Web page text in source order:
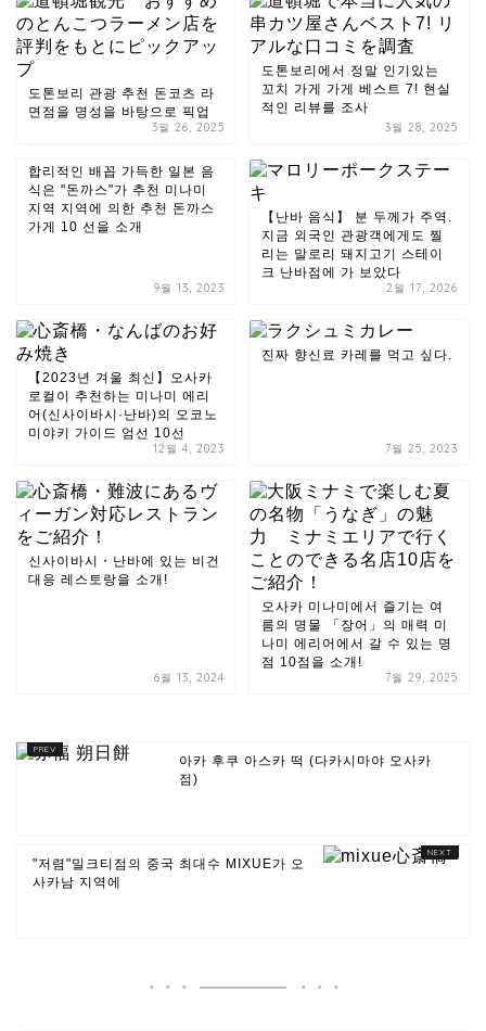
도톤보리 관광 추천 돈코츠 라
면점을 명성을 바탕으로 픽업
3월 26, 2025
도톤보리에서 정말 인기있는
꼬치 가게 가게 베스트 7! 현실
적인 리뷰를 조사
3월 28, 2025
합리적인 배꼽 가득한 일본 음
식은 "돈까스"가 추천 미나미
지역 지역에 의한 추천 돈까스
가게 10 선을 소개
9월 13, 2023
【난바 음식】 분 두께가 주역.
지금 외국인 관광객에게도 찔
리는 말로리 돼지고기 스테이
크 난바점에 가 보았다
2월 17, 2026
【2023년 겨울 최신】오사카
로컬이 추천하는 미나미 에리
어(신사이바시·난바)의 오코노
미야키 가이드 엄선 10선
12월 4, 2023
진짜 향신료 카레를 먹고 싶다.
7월 25, 2023
신사이바시・난바에 있는 비건
대응 레스토랑을 소개!
6월 13, 2024
오사카 미나미에서 즐기는 여
름의 명물 「장어」의 매력 미
나미 에리어에서 갈 수 있는 명
점 10점을 소개!
7월 29, 2025
아카 후쿠 아스카 떡 (다카시마야 오사카
점)
"저렴"밀크티점의 중국 최대수 MIXUE가 오
사카남 지역에